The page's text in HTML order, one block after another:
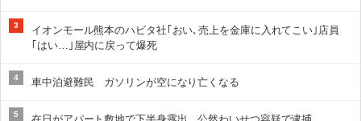
3
イオンモール熊本のハビタ社｢おい､売上を金庫に入れてこい｣店員
｢はい…｣屋内に戻って爆死
4 車中泊避難民 ガソリンが空になり亡くなる
5